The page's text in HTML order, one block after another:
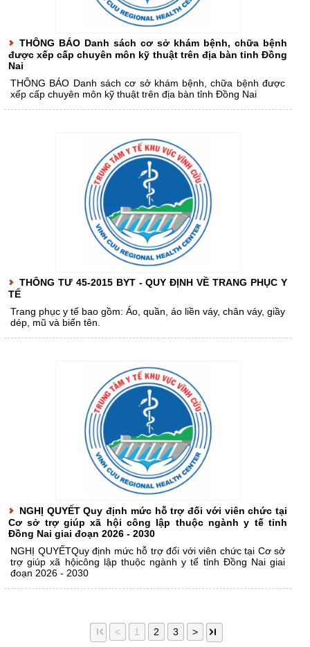
THÔNG BÁO Danh sách cơ sở khám bệnh, chữa bệnh
được xếp cấp chuyên môn kỹ thuật trên địa bàn tỉnh Đồng
Nai
THÔNG BÁO Danh sách cơ sở khám bệnh, chữa bệnh được
xếp cấp chuyên môn kỹ thuật trên địa bàn tỉnh Đồng Nai
THÔNG TƯ 45-2015 BYT - QUY ĐỊNH VỀ TRANG PHỤC Y
TẾ
Trang phục y tế bao gồm: Áo, quần, áo liền váy, chân váy, giầy
dép, mũ và biển tên.
NGHỊ QUYẾT Quy định mức hỗ trợ đối với viên chức tại
Cơ sở trợ giúp xã hội công lập thuộc ngành y tế tỉnh
Đồng Nai giai đoạn 2026 - 2030
NGHỊ QUYẾTQuy định mức hỗ trợ đối với viên chức tại Cơ sở
trợ giúp xã hộicông lập thuộc ngành y tế tỉnh Đồng Nai giai
đoạn 2026 - 2030
1 2 3